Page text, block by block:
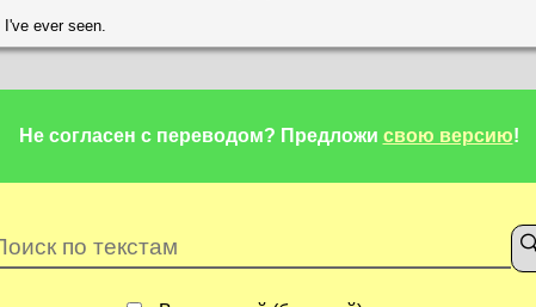
ever seen.
Не согласен с переводом? Предложи свою версию!